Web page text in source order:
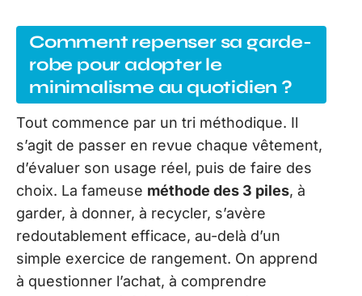
Comment repenser sa garde-
robe pour adopter le
minimalisme au quotidien ?
Tout commence par un tri méthodique. Il
s’agit de passer en revue chaque vêtement,
d’évaluer son usage réel, puis de faire des
choix. La fameuse méthode des 3 piles, à
garder, à donner, à recycler, s’avère
redoutablement efficace, au-delà d’un
simple exercice de rangement. On apprend
à questionner l’achat, à comprendre